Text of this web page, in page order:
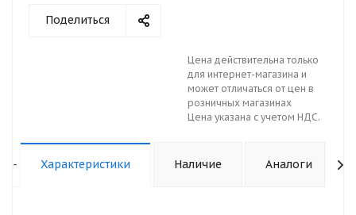
Поделиться
Цена действительна только
для интернет-магазина и
может отличаться от цен в
розничных магазинах
Цена указана с учетом НДС.
- Характеристики Наличие Аналоги